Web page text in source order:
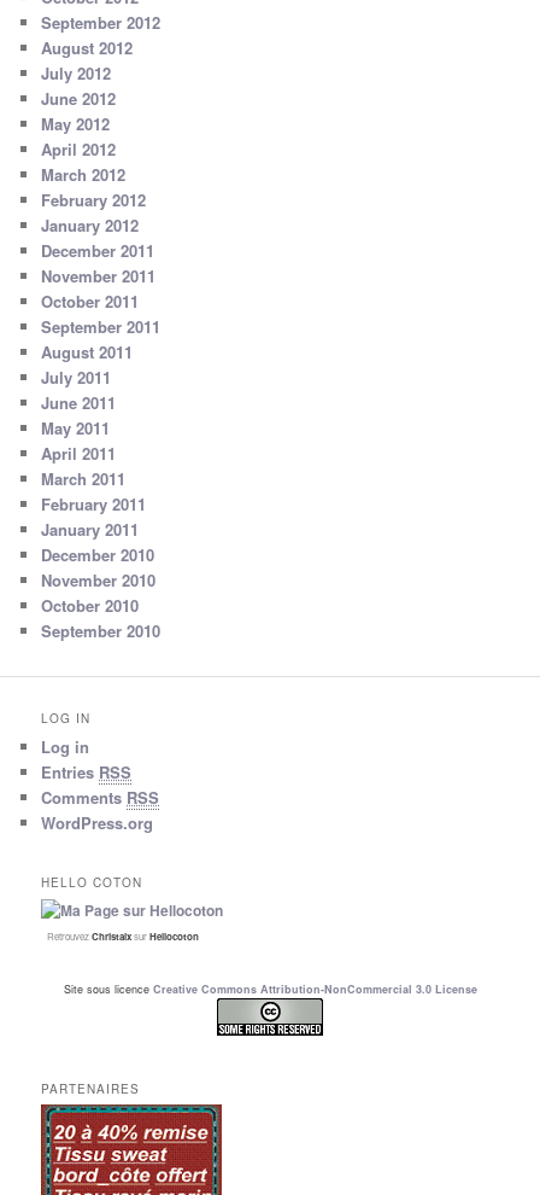
September 2012
August 2012
July 2012
June 2012
May 2012
April 2012
March 2012
February 2012
January 2012
December 2011
November 2011
October 2011
September 2011
August 2011
July 2011
June 2011
May 2011
April 2011
March 2011
February 2011
January 2011
December 2010
November 2010
October 2010
September 2010
LOG IN
Log in
Entries RSS
Comments RSS
WordPress.org
HELLO COTON
RetrouvezChristalxsurHellocoton
Site sous licence Creative Commons Attribution-NonCommercial 3.0 License
PARTENAIRES